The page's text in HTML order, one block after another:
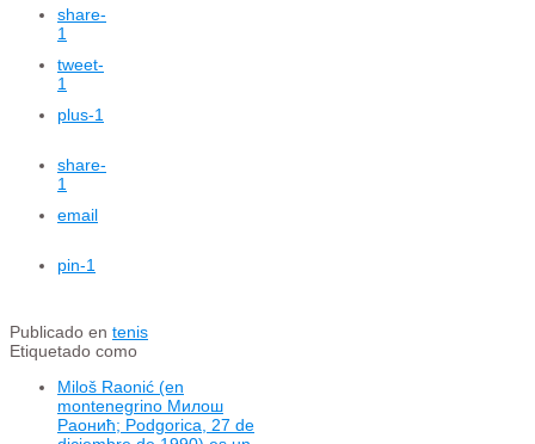
share-
1
tweet-
1
plus-1
share-
1
email
pin-1
Publicado en tenis
Etiquetado como
Miloš Raonić (en
montenegrino Милош
Раонић; Podgorica, 27 de